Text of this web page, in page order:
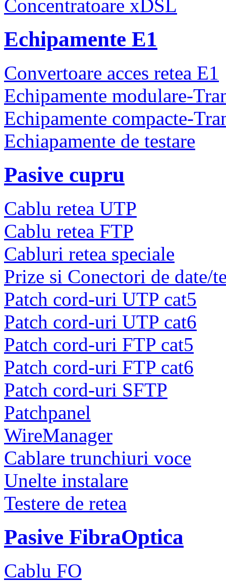
Concentratoare xDSL
Echipamente E1
Convertoare acces retea E1
Echipamente modulare-
Echipamente compacte-
Echiapamente de testare
Pasive cupru
Cablu retea UTP
Cablu retea FTP
Cabluri retea speciale
Prize si Conectori de date/
Patch cord-uri UTP cat5
Patch cord-uri UTP cat6
Patch cord-uri FTP cat5
Patch cord-uri FTP cat6
Patch cord-uri SFTP
Patchpanel
WireManager
Cablare trunchiuri voce
Unelte instalare
Testere de retea
Pasive FibraOptica
Cablu FO